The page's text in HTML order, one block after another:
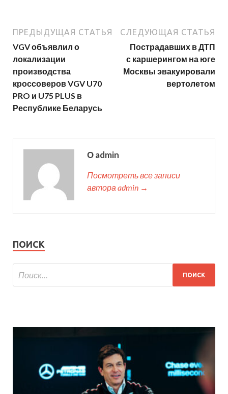
ПРЕДЫДУЩАЯ СТАТЬЯ
VGV объявлил о
локализации
производства
кроссоверов VGV U70
PRO и U75 PLUS в
Республике Беларусь
СЛЕДУЮЩАЯ СТАТЬЯ
Пострадавших в ДТП
с каршерингом на юге
Москвы эвакуировали
вертолетом
О admin
Посмотреть все записи
автора admin →
ПОИСК